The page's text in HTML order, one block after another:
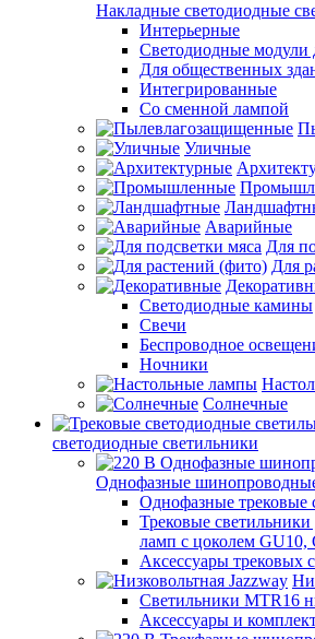
Накладные светодиодные
Интерьерные
Светодиодные модули
Для общественных
Интегрированные
Со сменной лампой
Уличные
Аварийные
Для
Для
Светодиодные камины
Свечи
Беспроводное
Ночники
Солнечные
светодиодные светильники
Однофазные
Однофазные трековые
Трековые
ламп с цоколем GU10,
Аксессуары трековых
Светильники MTR16
Аксессуары и